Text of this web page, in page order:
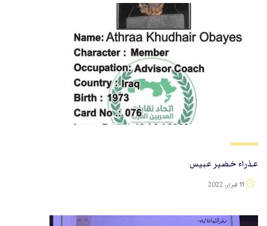
عذراء خضير عبيس